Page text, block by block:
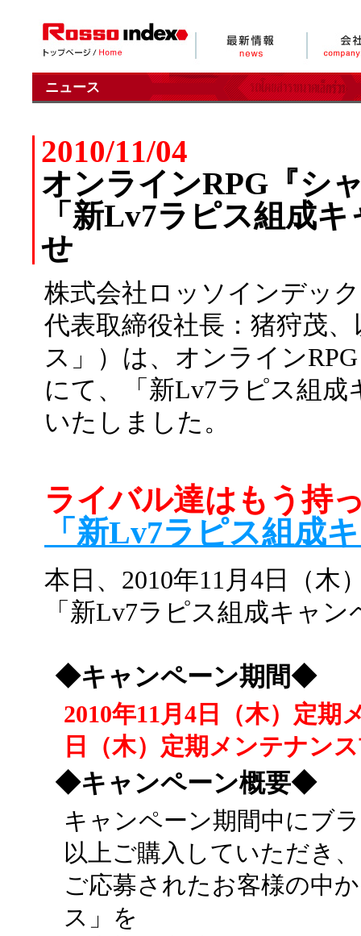
ニュース
2010/11/04
オンラインRPG『シ
「新Lv7ラピス組成
せ
株式会社ロッソインデッ
代表取締役社長：猪狩茂
ス」）は、オンライン
にて、「新Lv7ラピス組
いたしました。
ライバル達はもう持
「新Lv7ラピス組成
本日、2010年11月4日（
「新Lv7ラピス組成キャ
◆キャンペーン期間◆
2010年11月4日（木）定期
日（木）定期メンテナン
◆キャンペーン概要◆
キャンペーン期間中にブ
以上ご購入していただき、
ご応募されたお客様の中
ス」を